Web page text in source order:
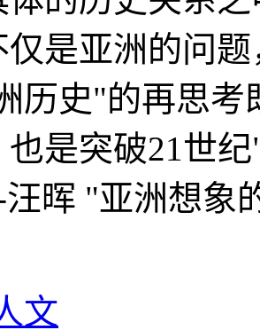
仅是亚洲的问
历史"的再思考
也是突破21世
汪晖 "亚洲想象